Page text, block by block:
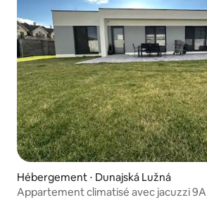
Hébergement ⋅ Dunajská Lužná
Appartement climatisé avec jacuzzi 9A